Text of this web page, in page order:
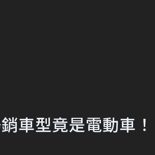
車型竟是電動車！